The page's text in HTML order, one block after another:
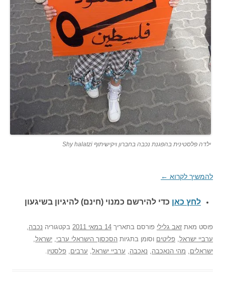
ילדה פלסטינית בהפגנת נכבה בחברון ויקישיתוף Shy halatzi
להמשיך לקרוא ←
לחץ כאן כדי להירשם כמנוי (חינם) להיגיון בשיגעון
פוסט מאת זאב גלילי פורסם בתאריך 14 במאי 2011 בקטגוריה נכבה,
ערביי ישראל, פליטים וסומן בתגיות הסכסוך הישראלי ערבי, ישראל,
ישראלים, מהי הנאכבה, נאכבה, ערביי ישראל, ערבים, פלסטין.